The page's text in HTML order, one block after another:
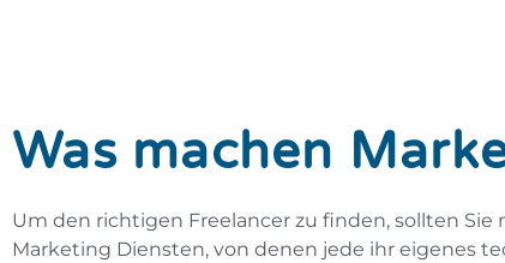
Was machen
Um den richtigen Freelancer zu finden, sollten
Marketing Diensten, von denen jede ihr eigenes